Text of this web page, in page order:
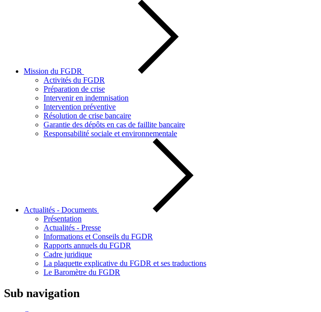
Mission du FGDR
Activités du FGDR
Préparation de crise
Intervenir en indemnisation
Intervention préventive
Résolution de crise bancaire
Garantie des dépôts en cas de faillite bancaire
Responsabilité sociale et environnementale
Actualités - Documents
Présentation
Actualités - Presse
Informations et Conseils du FGDR
Rapports annuels du FGDR
Cadre juridique
La plaquette explicative du FGDR et ses traductions
Le Baromètre du FGDR
Sub navigation